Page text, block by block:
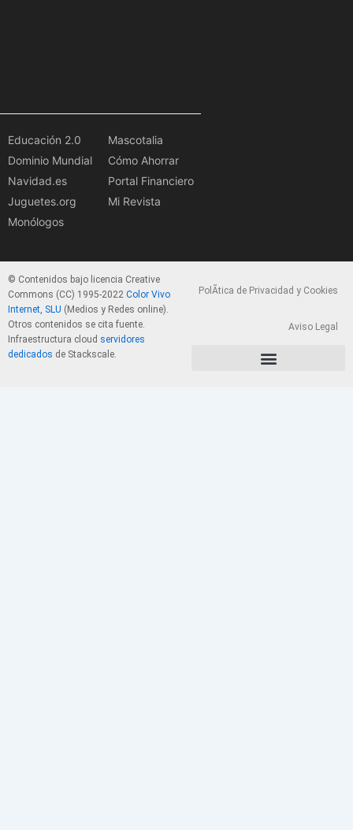
Educación 2.0
Dominio Mundial
Navidad.es
Juguetes.org
Monólogos
Mascotalia
Cómo Ahorrar
Portal Financiero
Mi Revista
© Contenidos bajo licencia Creative
Commons (CC) 1995-2022 Color Vivo
Internet, SLU (Medios y Redes online).
Otros contenidos se cita fuente.
Infraestructura cloud servidores
dedicados de Stackscale.
PolÃ­tica de Privacidad y Cookies
Aviso Legal